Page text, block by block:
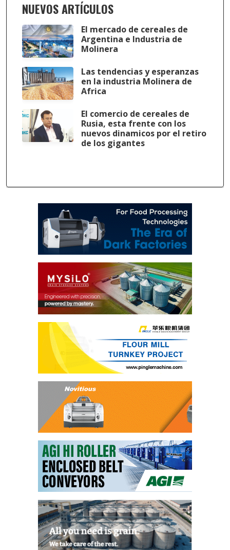
NUEVOS ARTÍCULOS
El mercado de cereales de
Argentina e Industria de
Molinera
Las tendencias y esperanzas
en la industria Molinera de
Africa
El comercio de cereales de
Rusia, esta frente con los
nuevos dinamicos por el retiro
de los gigantes